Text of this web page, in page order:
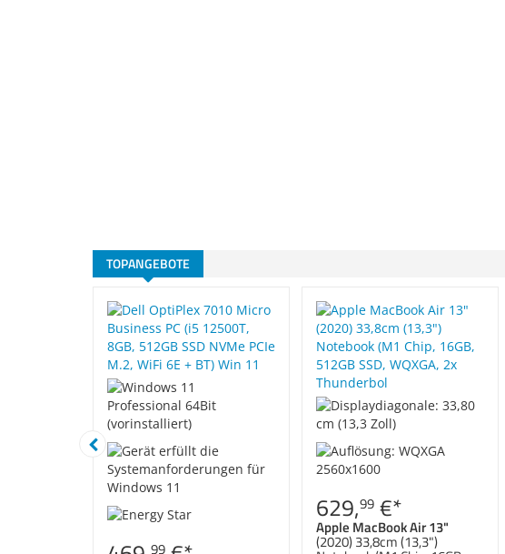
TOPANGEBOTE
99
629,99 €*
Apple MacBook Air 13"
(2020) 33,8cm (13,3")